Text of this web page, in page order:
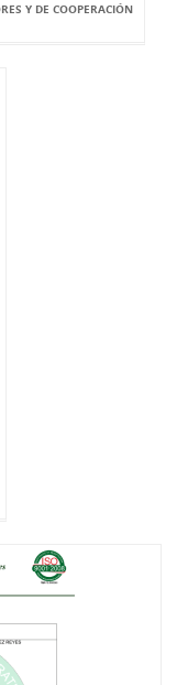
Y DE COOPERACIÓN